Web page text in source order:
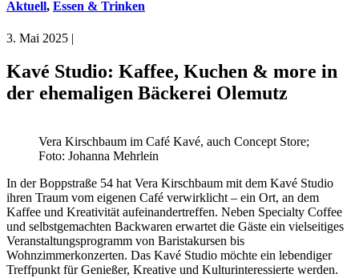
Aktuell, Essen & Trinken
3. Mai 2025 |
Kavé Studio: Kaffee, Kuchen & more in
der ehemaligen Bäckerei Olemutz
Vera Kirschbaum im Café Kavé, auch Concept Store;
Foto: Johanna Mehrlein
In der Boppstraße 54 hat Vera Kirschbaum mit dem Kavé Studio
ihren Traum vom eigenen Café verwirklicht – ein Ort, an dem
Kaffee und Kreativität aufeinandertreffen. Neben Specialty Coffee
und selbstgemachten Backwaren erwartet die Gäste ein vielseitiges
Veranstaltungsprogramm von Baristakursen bis
Wohnzimmerkonzerten. Das Kavé Studio möchte ein lebendiger
Treffpunkt für Genießer, Kreative und Kulturinteressierte werden.